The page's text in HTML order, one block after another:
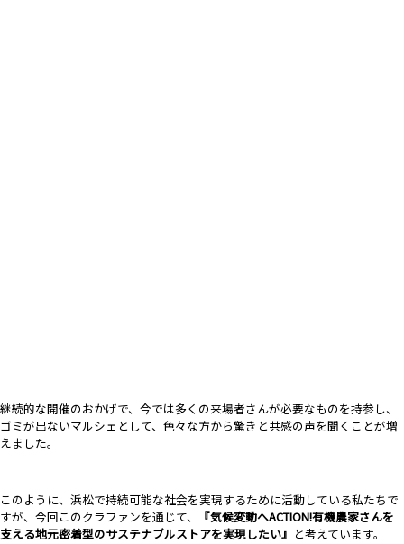
継続的な開催のおかげで、今では多くの来場者さんが必要なものを持参し、
ゴミが出ないマルシェとして、色々な方から驚きと共感の声を聞くことが増
えました。
このように、浜松で持続可能な社会を実現するために活動している私たちで
すが、今回このクラファンを通じて、
『気候変動へACTION!有機農家さんを
支える地元密着型のサステナブルストアを実現したい』 と考えています。